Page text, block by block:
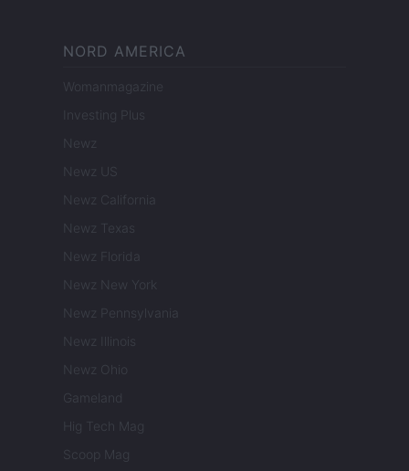
NORD AMERICA
Womanmagazine
Investing Plus
Newz
Newz US
Newz California
Newz Texas
Newz Florida
Newz New York
Newz Pennsylvania
Newz Illinois
Newz Ohio
Gameland
Hig Tech Mag
Scoop Mag